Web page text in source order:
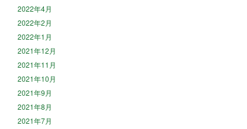
2022年4月
2022年2月
2022年1月
2021年12月
2021年11月
2021年10月
2021年9月
2021年8月
2021年7月